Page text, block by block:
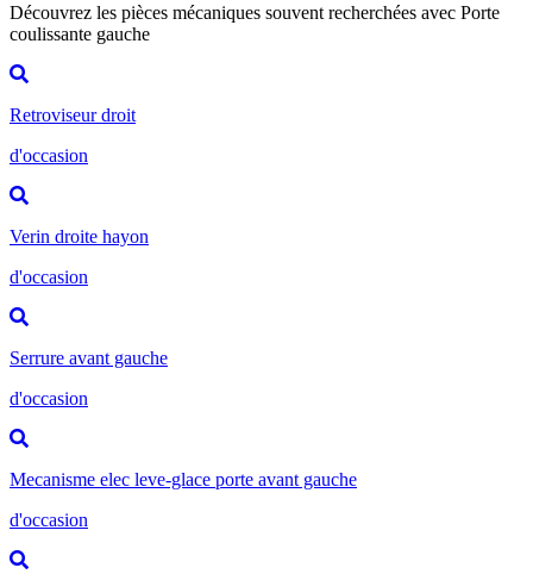
Découvrez les pièces mécaniques souvent recherchées avec Porte
coulissante gauche
Retroviseur droit
d'occasion
Verin droite hayon
d'occasion
Serrure avant gauche
d'occasion
Mecanisme elec leve-glace porte avant gauche
d'occasion